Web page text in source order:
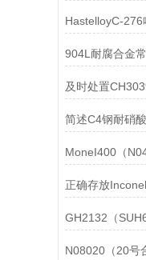
简述C4钢耐硝